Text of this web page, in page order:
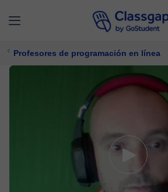
Profesores de programación en línea